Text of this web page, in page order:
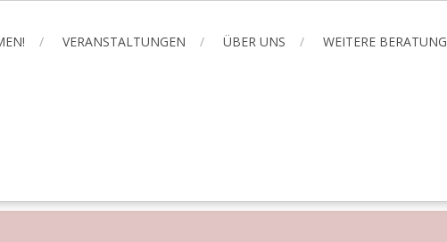
VERANSTALTUNGEN ÜBER UNS WEITERE BERATUNG